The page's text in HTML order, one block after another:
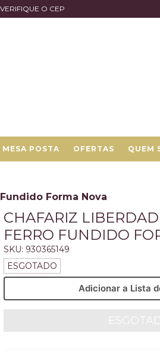
O CEP
MESA POSTA OFERTAS QUEM
Forma Nova
CHAFARIZ
FERRO FUNDIDO
SKU: 930365149
ESGOTADO
Adicionar a Lista